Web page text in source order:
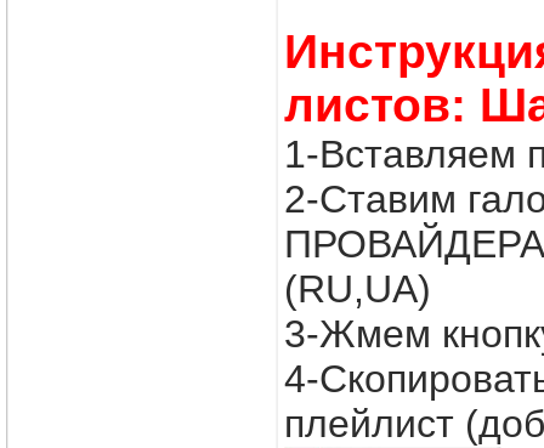
листов:
1-Вставляем
2-Ставим
(RU,UA)
3-Жмем
4-
плейлист